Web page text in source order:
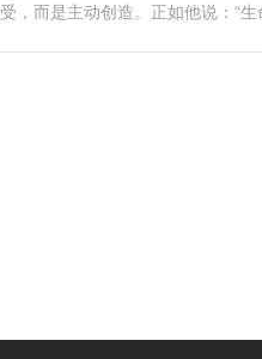
而是主动创造。正如他说：“生